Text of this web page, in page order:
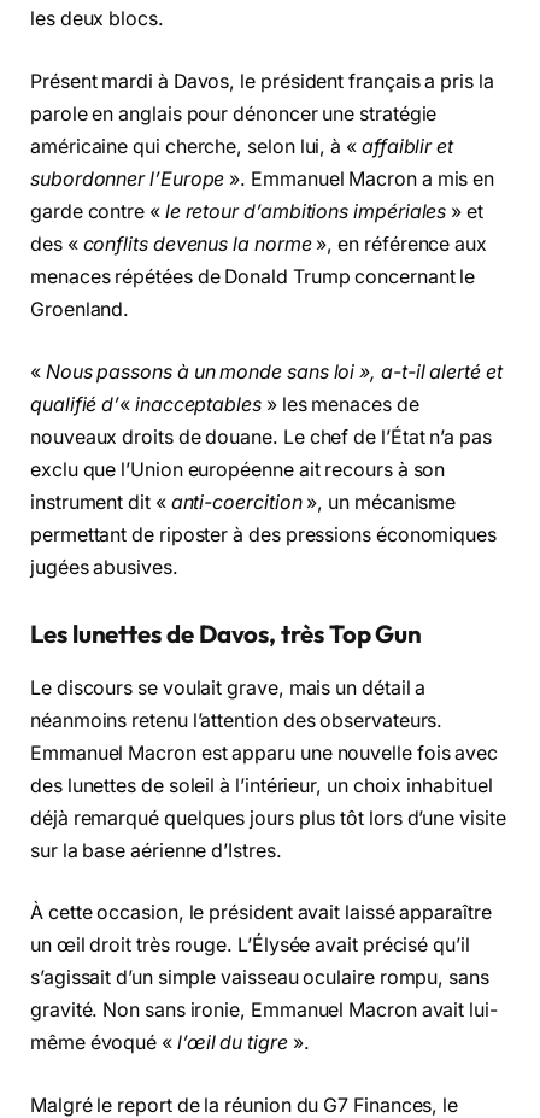
les deux blocs.
Présent mardi à Davos, le président français a pris la
parole en anglais pour dénoncer une stratégie
américaine qui cherche, selon lui, à « affaiblir et
subordonner l’Europe ». Emmanuel Macron a mis en
garde contre « le retour d’ambitions impériales » et
des « conflits devenus la norme », en référence aux
menaces répétées de Donald Trump concernant le
Groenland.
« Nous passons à un monde sans loi », a-t-il alerté et
qualifié d’« inacceptables» les menaces de
nouveaux droits de douane. Le chef de l’État n’a pas
exclu que l’Union européenne ait recours à son
instrument dit « anti-coercition», un mécanisme
permettant de riposter à des pressions économiques
jugées abusives.
Les lunettes de Davos, très Top Gun
Le discours se voulait grave, mais un détail a
néanmoins retenu l’attention des observateurs.
Emmanuel Macron est apparu une nouvelle fois avec
des lunettes de soleil à l’intérieur, un choix inhabituel
déjà remarqué quelques jours plus tôt lors d’une visite
sur la base aérienne d’Istres.
À cette occasion, le président avait laissé apparaître
un œil droit très rouge. L’Élysée avait précisé qu’il
s’agissait d’un simple vaisseau oculaire rompu, sans
gravité. Non sans ironie, Emmanuel Macron avait lui-
même évoqué «l’œil du tigre».
Malgré le report de la réunion du G7 Finances, le